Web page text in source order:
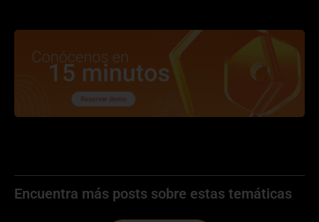
Encuentra más posts sobre estas temáticas